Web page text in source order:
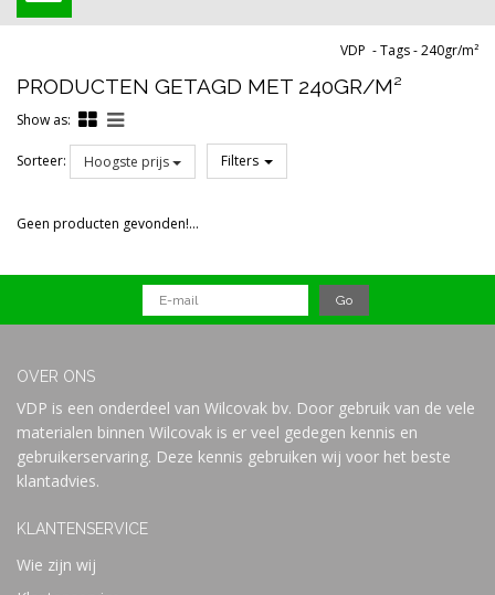
VDP -Tags-240gr/m²
PRODUCTEN GETAGD MET 240GR/M²
Show as:
Sorteer: Hoogste prijs Filters
Prijs
Geen producten gevonden!...
OVER ONS
VDP is een onderdeel van Wilcovak bv. Door gebruik van de vele
materialen binnen Wilcovak is er veel gedegen kennis en
gebruikerservaring. Deze kennis gebruiken wij voor het beste
klantadvies.
KLANTENSERVICE
Wie zijn wij